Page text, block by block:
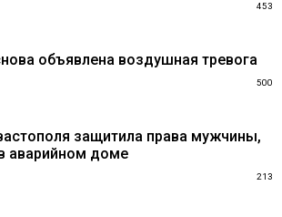
453
объявлена воздушная тревога
500
защитила права мужчины,
аварийном доме
213